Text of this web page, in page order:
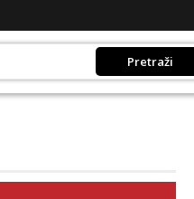
Pretraži